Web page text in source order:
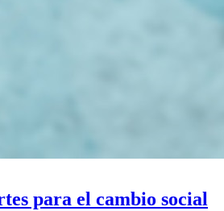
para el cambio social